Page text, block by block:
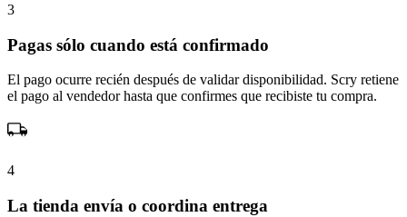
3
Pagas sólo cuando está confirmado
El pago ocurre recién después de validar disponibilidad. Scry retiene
el pago al vendedor hasta que confirmes que recibiste tu compra.
4
La tienda envía o coordina entrega